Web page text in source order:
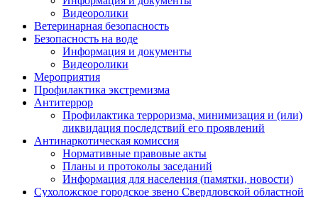
Видеоролики
Ветеринарная безопасность
Безопасность на воде
Информация и документы
Видеоролики
Мероприятия
Профилактика экстремизма
Антитеррор
Профилактика терроризма, минимизация и (или)
ликвидация последствий его проявлений
Антинаркотическая комиссия
Нормативные правовые акты
Планы и протоколы заседаний
Информация для населения (памятки, новости)
Сухоложское городское звено Свердловской областной